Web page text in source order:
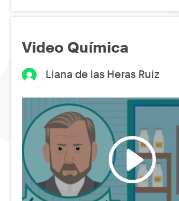
Video Química
Liana de las Heras Ruiz